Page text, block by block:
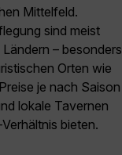
Mittelfeld.
sind meist
– besonders
Orten wie
je nach Saison
lokale Tavernen
bieten.